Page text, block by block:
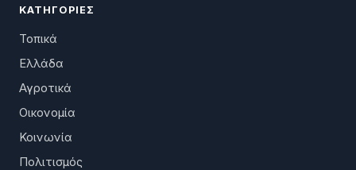
ΚΑΤΗΓΟΡΊΕΣ
Τοπικά
Ελλάδα
Αγροτικά
Οικονομία
Κοινωνία
Πολιτισμός